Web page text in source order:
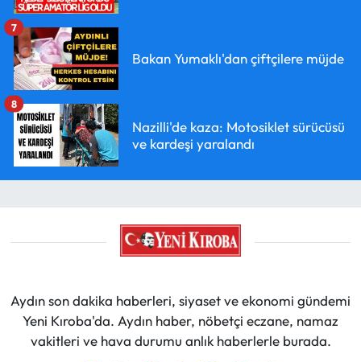
Bakan Yumaklı'dan çiftçilere müjde
7
Nazilli'de kaza: Motosiklet sürücüsü
ve kardeşi yaralandı
8
Aydın son dakika haberleri, siyaset ve ekonomi gündemi
Yeni Kıroba'da. Aydın haber, nöbetçi eczane, namaz
vakitleri ve hava durumu anlık haberlerle burada.